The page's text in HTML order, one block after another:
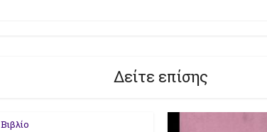
Δείτε επίσης
Βιβλίο